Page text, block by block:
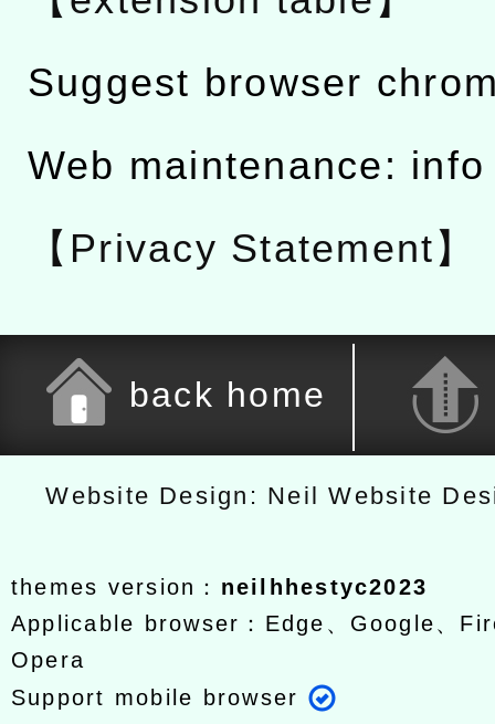
Suggest browser
Web maintenance:
【Privacy Statement】
back home
Website Design: Neil Website
themes version： neilhhestyc2023
Applicable browser：Edge、Google、
Opera
Support mobile browser